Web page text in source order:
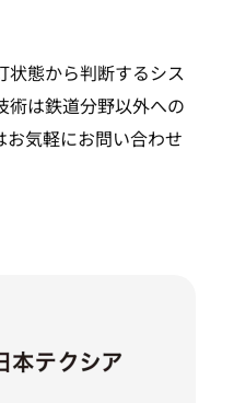
状態から判断するシス
術は鉄道分野以外への
気軽にお問い合わせ